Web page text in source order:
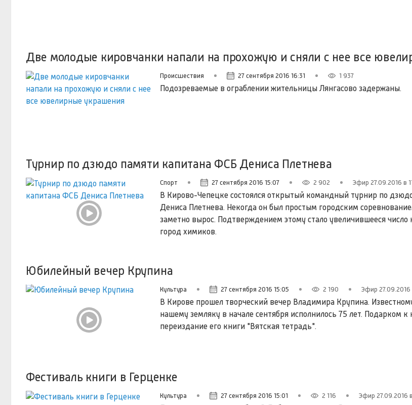
Две молодые кировчанки напали на прохожую и сняли с нее все
Происшествия 27 сентября 2016 16:31 1 937
Подозреваемые в ограблении жительницы Лянгасово задержаны.
Турнир по дзюдо памяти капитана ФСБ Дениса Плетнева
Спорт 27 сентября 2016 15:07 2 902 Эфир 27.09.2016 в
В Кирово-Чепецке состоялся открытый командный турнир по
Дениса Плетнева. Некогда он был простым городским
заметно вырос. Подтверждением этому стало увеличившееся
город химиков.
Юбилейный вечер Крупина
Культура 27 сентября 2016 15:05 2 190 Эфир 27.09.2016
В Кирове прошел творческий вечер Владимира Крупина.
нашему земляку в начале сентября исполнилось 75 лет. Подарком к
переиздание его книги "Вятская тетрадь".
Фестиваль книги в Герценке
Культура 27 сентября 2016 15:01 2 116 Эфир 27.09.2016